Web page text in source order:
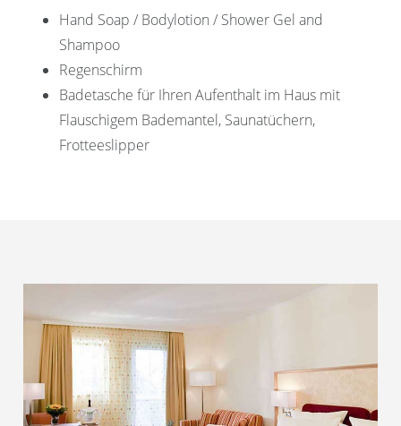
Hand Soap / Bodylotion / Shower Gel and
Shampoo
Regenschirm
Badetasche für Ihren Aufenthalt im Haus mit
Flauschigem Bademantel, Saunatüchern,
Frotteeslipper